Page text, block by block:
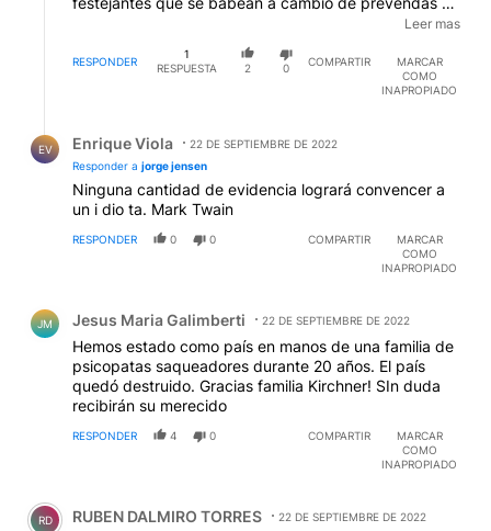
por el simple hecho de ser fanáticos extremistas. La
verdad no se puede esperar a que salga de la boca
de esta mujer
Leer mas
RESPONDER
1
RESPUESTA
2 0
COMPARTIR
MARCAR
COMO
INAPROPIADO
EV Enrique Viola
22 DE SEPTIEMBRE DE 2022
Responder a jorge jensen
Ninguna cantidad de evidencia logrará convencer a
un i dio ta. Mark Twain
RESPONDER 0 0 COMPARTIR
MARCAR
COMO
INAPROPIADO
JM Jesus Maria Galimberti 22 DE SEPTIEMBRE DE 2022
Hemos estado como país en manos de una familia de
psicopatas saqueadores durante 20 años. El país
quedó destruido. Gracias familia Kirchner! SIn duda
recibirán su merecido
RESPONDER 4 0 COMPARTIR
MARCAR
COMO
INAPROPIADO
Comentario de RUBEN DALMIRO TORRES.
RD RUBEN DALMIRO TORRES 22 DE SEPTIEMBRE DE 2022